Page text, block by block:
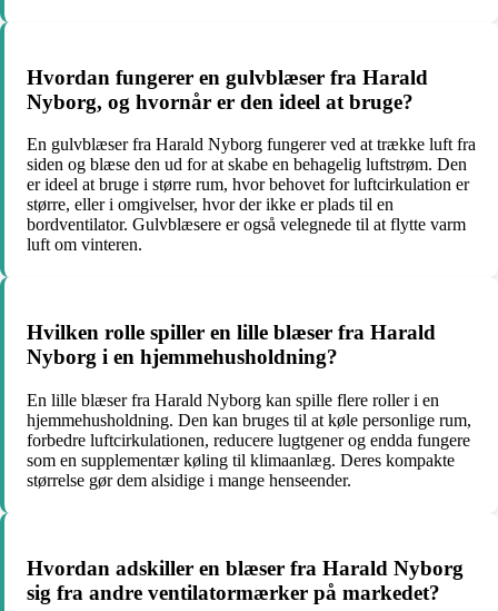
Hvordan fungerer en gulvblæser fra Harald
Nyborg, og hvornår er den ideel at bruge?
En gulvblæser fra Harald Nyborg fungerer ved at trække luft fra
siden og blæse den ud for at skabe en behagelig luftstrøm. Den
er ideel at bruge i større rum, hvor behovet for luftcirkulation er
større, eller i omgivelser, hvor der ikke er plads til en
bordventilator. Gulvblæsere er også velegnede til at flytte varm
luft om vinteren.
Hvilken rolle spiller en lille blæser fra Harald
Nyborg i en hjemmehusholdning?
En lille blæser fra Harald Nyborg kan spille flere roller i en
hjemmehusholdning. Den kan bruges til at køle personlige rum,
forbedre luftcirkulationen, reducere lugtgener og endda fungere
som en supplementær køling til klimaanlæg. Deres kompakte
størrelse gør dem alsidige i mange henseender.
Hvordan adskiller en blæser fra Harald Nyborg
sig fra andre ventilatormærker på markedet?